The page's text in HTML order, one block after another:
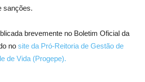
sanções.
brevemente no Boletim Oficial da
no site da Pró-Reitoria de Gestão de
de Vida (Progepe).